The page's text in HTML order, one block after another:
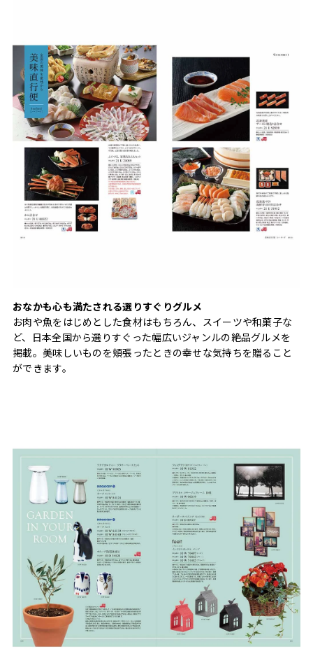
おなかも心も満たされる選りすぐりグルメ
お肉や魚をはじめとした食材はもちろん、スイーツや和菓子な
ど、日本全国から選りすぐった幅広いジャンルの絶品グルメを
掲載。美味しいものを頬張ったときの幸せな気持ちを贈ること
ができます。